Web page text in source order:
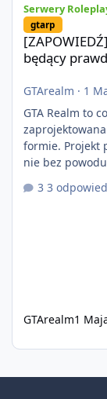
Serwery
gtarp
będący
GTArealm · 1
GTA Realm to
formie. Projekt
nie bez
elastyczność i
przypadku
3
GTArealm1